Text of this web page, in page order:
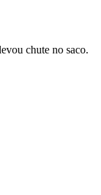
chute no saco.